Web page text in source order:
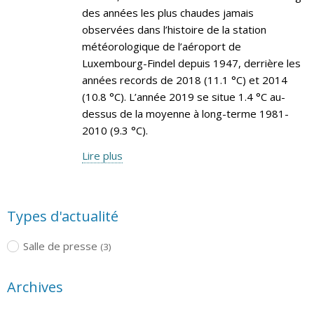
des années les plus chaudes jamais
observées dans l’histoire de la station
météorologique de l’aéroport de
Luxembourg-Findel depuis 1947, derrière les
années records de 2018 (11.1 °C) et 2014
(10.8 °C). L’année 2019 se situe 1.4 °C au-
dessus de la moyenne à long-terme 1981-
2010 (9.3 °C).
Lire plus
Types d'actualité
Salle de presse (3)
Archives